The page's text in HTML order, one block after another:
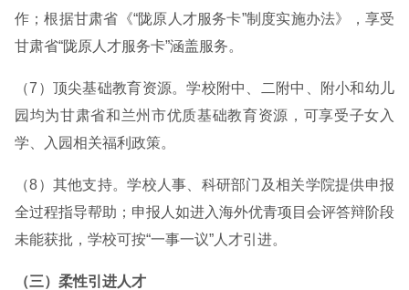
作；根据甘肃省《“陇原人才服务卡”制度实施办法》，享受
甘肃省“陇原人才服务卡”涵盖服务。
（7）顶尖基础教育资源。学校附中、二附中、附小和幼儿
园均为甘肃省和兰州市优质基础教育资源，可享受子女入
学、入园相关福利政策。
（8）其他支持。学校人事、科研部门及相关学院提供申报
全过程指导帮助；申报人如进入海外优青项目会评答辩阶段
未能获批，学校可按“一事一议”人才引进。
（三）柔性引进人才